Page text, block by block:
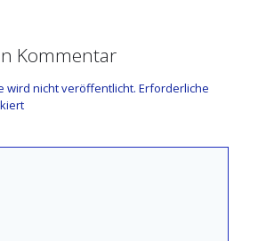
Kommentar
wird nicht veröffentlicht. Erforderliche